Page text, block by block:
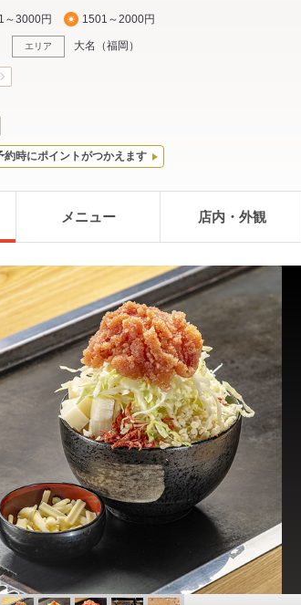
～3000円 1501～2000円
エリア 大名 （福岡 ）
約時にポイントがつかえます
メニュー 店内・外観